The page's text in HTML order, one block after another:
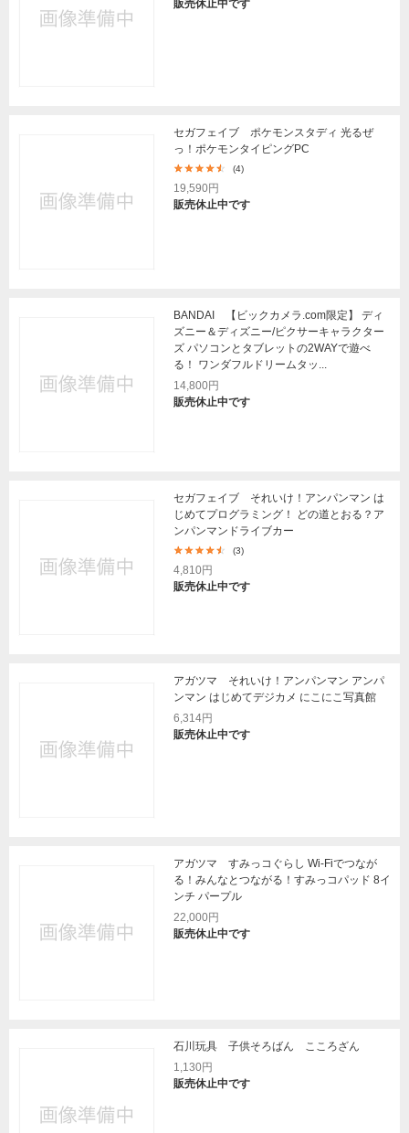
販売休止中です
セガフェイブ ポケモンスタディ 光るぜ
っ！ポケモンタイピングPC
(4)
19,590円
販売休止中です
BANDAI 【ビックカメラ.com限定】 ディ
ズニー＆ディズニー/ピクサーキャラクター
ズ パソコンとタブレットの2WAYで遊べ
る！ ワンダフルドリームタッ...
14,800円
販売休止中です
セガフェイブ それいけ！アンパンマン は
じめてプログラミング！ どの道とおる？ア
ンパンマンドライブカー
(3)
4,810円
販売休止中です
アガツマ それいけ！アンパンマン アンパ
ンマン はじめてデジカメ にこにこ写真館
6,314円
販売休止中です
アガツマ すみっコぐらし Wi-Fiでつなが
る！みんなとつながる！すみっコパッド 8イ
ンチ パープル
22,000円
販売休止中です
石川玩具 子供そろばん こころざん
1,130円
販売休止中です